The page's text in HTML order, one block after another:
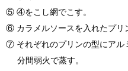
⑤ ④をこし網でこす。
⑥ カラメルソースを入れたプリ
⑦ それぞれのプリンの型にアル
分間弱火で蒸す。